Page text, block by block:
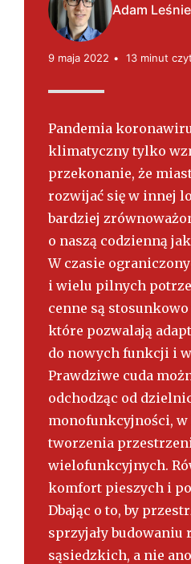
s
k
Adam
9 maja 2022 13 minut
Pandemia
klimatyczny tylko
przekonanie, że
rozwijać się w innej
bardziej
o naszą codzienną
W czasie
i wielu pilnych
cenne są
które pozwalają
do nowych funkcji i
Prawdziwe cuda
odchodząc od
monofunkcyjności,
tworzenia przestrzeni
wielofunkcyjnych.
komfort pieszych i
Dbając o to, by
sprzyjały budowaniu
sąsiedzkich, a nie